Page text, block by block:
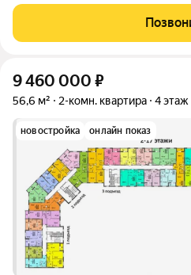
современный архитектурный
далеко не все преимущества
9 460 000 ₽
56,6 м² 2-комн. квартира 4 этаж
новостройка онлайн показ